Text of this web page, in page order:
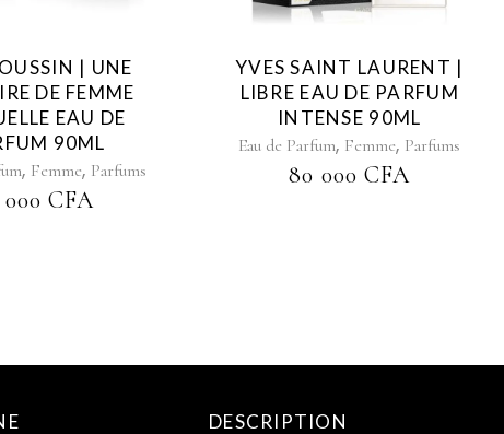
| UNE
DE FEMME
EAU DE
90ML
, Femme, Parfums
000 CFA
YVES SAINT LAURENT |
LIBRE EAU DE PARFUM
INTENSE 90ML
Eau de Parfum, Femme, Parfums
80 000 CFA
DESCRIPTION